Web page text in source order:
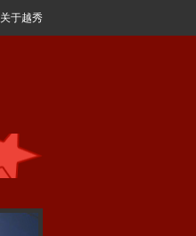
关于越秀